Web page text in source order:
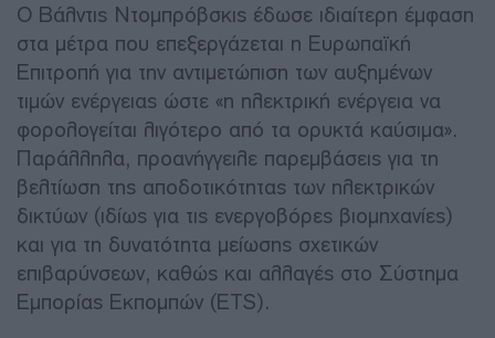
O Βάλντις Ντομπρόβσκις έδωσε ιδιαίτερη έμφαση
στα μέτρα που επεξεργάζεται η Ευρωπαϊκή
Επιτροπή για την αντιμετώπιση των αυξημένων
τιμών ενέργειας ώστε «η ηλεκτρική ενέργεια να
φορολογείται λιγότερο από τα ορυκτά καύσιμα».
Παράλληλα, προανήγγειλε παρεμβάσεις για τη
βελτίωση της αποδοτικότητας των ηλεκτρικών
δικτύων (ιδίως για τις ενεργοβόρες βιομηχανίες)
και για τη δυνατότητα μείωσης σχετικών
επιβαρύνσεων, καθώς και αλλαγές στο Σύστημα
Εμπορίας Εκπομπών (ETS).